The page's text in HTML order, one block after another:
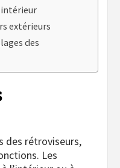
intérieur
extérieurs
des
des rétroviseurs,
Les